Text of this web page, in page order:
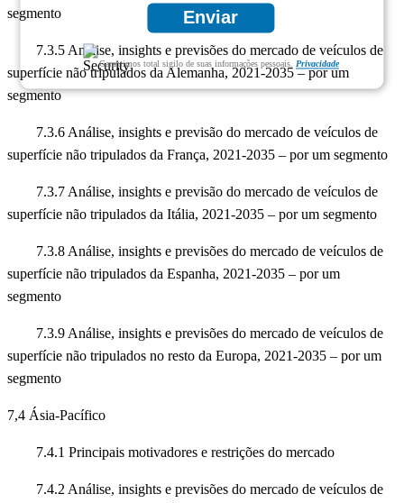
Enviar
Garantimos total sigilo de suas informações pessoais. Privacidade
segmento
7.3.5 Análise, insights e previsões do mercado de veículos de
superfície não tripulados da Alemanha, 2021-2035 – por um
segmento
7.3.6 Análise, insights e previsão do mercado de veículos de
superfície não tripulados da França, 2021-2035 – por um segmento
7.3.7 Análise, insights e previsão do mercado de veículos de
superfície não tripulados da Itália, 2021-2035 – por um segmento
7.3.8 Análise, insights e previsões do mercado de veículos de
superfície não tripulados da Espanha, 2021-2035 – por um
segmento
7.3.9 Análise, insights e previsões do mercado de veículos de
superfície não tripulados no resto da Europa, 2021-2035 – por um
segmento
7,4 Ásia-Pacífico
7.4.1 Principais motivadores e restrições do mercado
7.4.2 Análise, insights e previsões do mercado de veículos de